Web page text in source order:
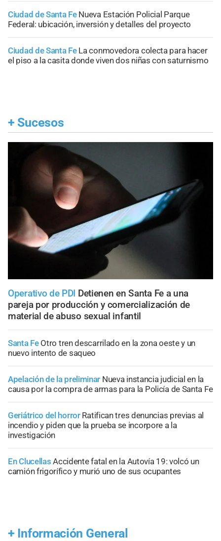
Ciudad de Santa Fe Nueva Estación Policial Parque
Federal: ubicación, inversión y detalles del proyecto
Ciudad de Santa Fe La conmovedora colecta para hacer
el piso a la casita donde viven dos niñas con saturnismo
+ Sucesos
Operativo de PDI Detienen en Santa Fe a una
pareja por producción y comercialización de
material de abuso sexual infantil
Santa Fe Otro tren descarrilado en la zona oeste y un
nuevo intento de saqueo
Apelación de la preliminar Nueva instancia judicial en la
causa por la compra de armas para la Policía de Santa Fe
Geriátrico del horror Ratifican tres denuncias previas al
incendio y piden que la prueba se incorpore a la
investigación
En Clucellas Accidente fatal en la Autovía 19: volcó un
camión frigorífico y murió uno de sus ocupantes
+ Información General